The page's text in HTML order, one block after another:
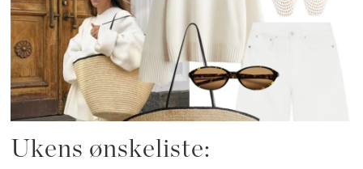
Ukens ønskeliste: